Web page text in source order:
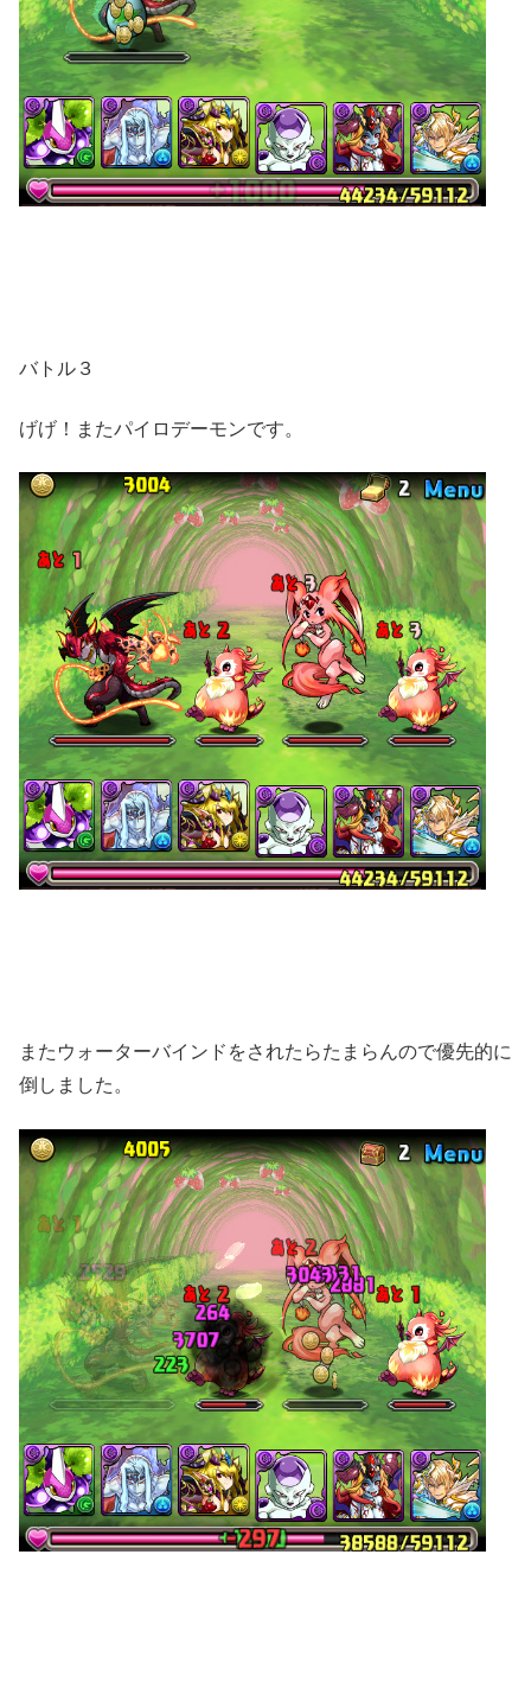
バトル３
げげ！またパイロデーモンです。
またウォーターバインドをされたらたまらんので優先的に
倒しました。